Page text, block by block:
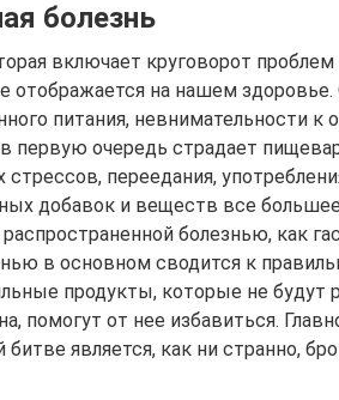
болезнь
включает круговорот
отображается на нашем здоровье.
питания, невнимательности
первую очередь страдает
переедания,
добавок и веществ все
болезнью, как
в основном сводится к
продукты, которые не будут
помогут от нее избавиться.
является, как ни странно,